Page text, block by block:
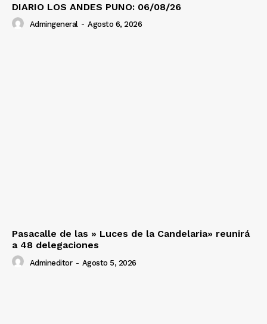
DIARIO LOS ANDES PUNO: 06/08/26
Admingeneral - Agosto 6, 2026
Pasacalle de las » Luces de la Candelaria» reunirá
a 48 delegaciones
Admineditor - Agosto 5, 2026